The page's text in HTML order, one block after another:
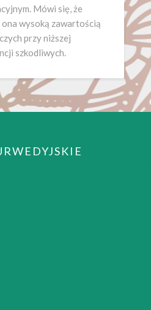
Mówi się, że
wysoką zawartością
przy niższej
szkodliwych.